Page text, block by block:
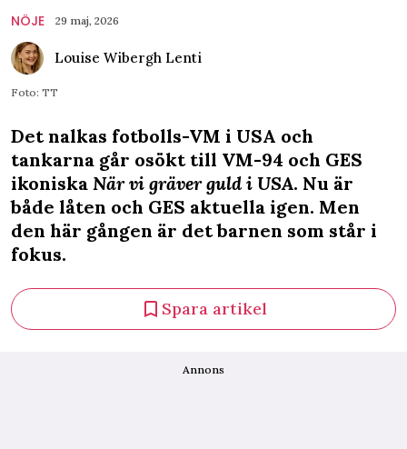
NÖJE 29 maj, 2026
Louise Wibergh Lenti
Foto: TT
Det nalkas fotbolls-VM i USA och
tankarna går osökt till VM-94 och GES
ikoniska När vi gräver guld i USA. Nu är
både låten och GES aktuella igen. Men
den här gången är det barnen som står i
fokus.
Spara artikel
Annons